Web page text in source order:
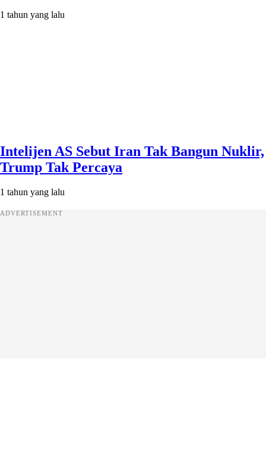
1 tahun yang lalu
Intelijen AS Sebut Iran Tak Bangun Nuklir,
Trump Tak Percaya
1 tahun yang lalu
ADVERTISEMENT